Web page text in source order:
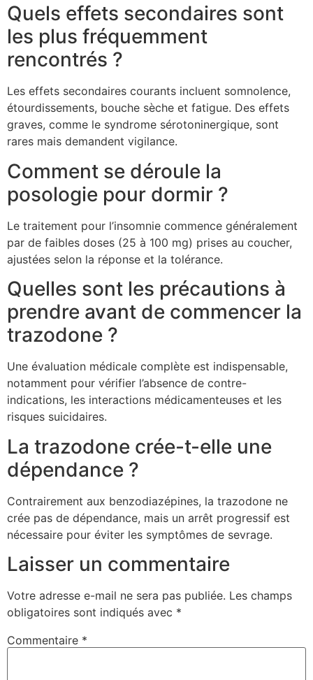
Quels effets secondaires sont
les plus fréquemment
rencontrés ?
Les effets secondaires courants incluent somnolence,
étourdissements, bouche sèche et fatigue. Des effets
graves, comme le syndrome sérotoninergique, sont
rares mais demandent vigilance.
Comment se déroule la
posologie pour dormir ?
Le traitement pour l’insomnie commence généralement
par de faibles doses (25 à 100 mg) prises au coucher,
ajustées selon la réponse et la tolérance.
Quelles sont les précautions à
prendre avant de commencer la
trazodone ?
Une évaluation médicale complète est indispensable,
notamment pour vérifier l’absence de contre-
indications, les interactions médicamenteuses et les
risques suicidaires.
La trazodone crée-t-elle une
dépendance ?
Contrairement aux benzodiazépines, la trazodone ne
crée pas de dépendance, mais un arrêt progressif est
nécessaire pour éviter les symptômes de sevrage.
Laisser un commentaire
Votre adresse e-mail ne sera pas publiée. Les champs
obligatoires sont indiqués avec *
Commentaire *